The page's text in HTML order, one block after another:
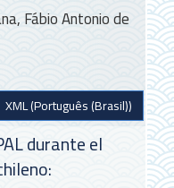
Fábio Antonio de
XML (Português (Brasil))
durante el